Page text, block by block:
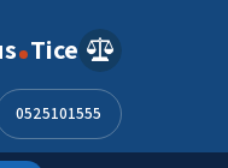
Tice
0525101555